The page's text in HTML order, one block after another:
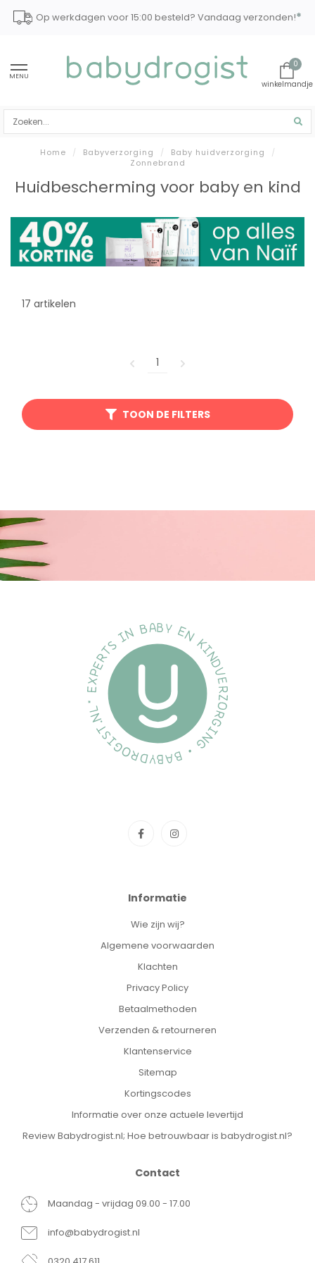
Op werkdagen voor 15:00 besteld? Vandaag verzonden!*
MENU
0
Home / Babyverzorging / Baby huidverzorging
/
Zonnebrand
Huidbescherming voor baby en kind
17 artikelen
1
TOON DE FILTERS
Informatie
Wie zijn wij?
Algemene voorwaarden
Klachten
Privacy Policy
Betaalmethoden
Verzenden & retourneren
Klantenservice
Sitemap
Kortingscodes
Informatie over onze actuele levertijd
Review Babydrogist.nl; Hoe betrouwbaar is babydrogist.nl?
Contact
Maandag - vrijdag 09.00 - 17.00
info@babydrogist.nl